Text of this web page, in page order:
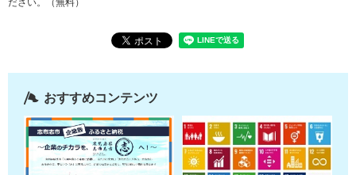
ださい。（無料）
おすすめコンテンツ